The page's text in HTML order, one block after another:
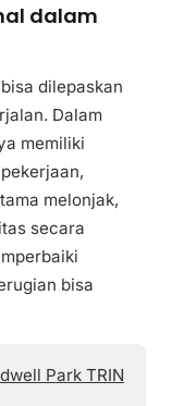
dalam
dilepaskan
Dalam
memiliki
melonjak,
secara
bisa
Park TRIN